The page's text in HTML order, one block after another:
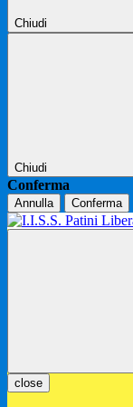
Chiudi
Chiudi
Conferma
Annulla Conferma
close